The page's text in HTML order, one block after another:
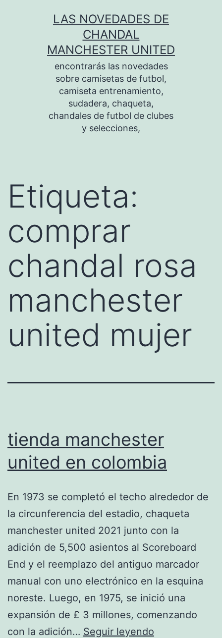
LAS NOVEDADES DE
CHANDAL
MANCHESTER UNITED
encontrarás las novedades
sobre camisetas de futbol,
camiseta entrenamiento,
sudadera, chaqueta,
chandales de futbol de clubes
y selecciones,
Etiqueta:
comprar
chandal rosa
manchester
united mujer
tienda manchester
united en colombia
En 1973 se completó el techo alrededor de
la circunferencia del estadio, chaqueta
manchester united 2021 junto con la
adición de 5,500 asientos al Scoreboard
End y el reemplazo del antiguo marcador
manual con uno electrónico en la esquina
noreste. Luego, en 1975, se inició una
expansión de £ 3 millones, comenzando
con la adición… Seguir leyendo